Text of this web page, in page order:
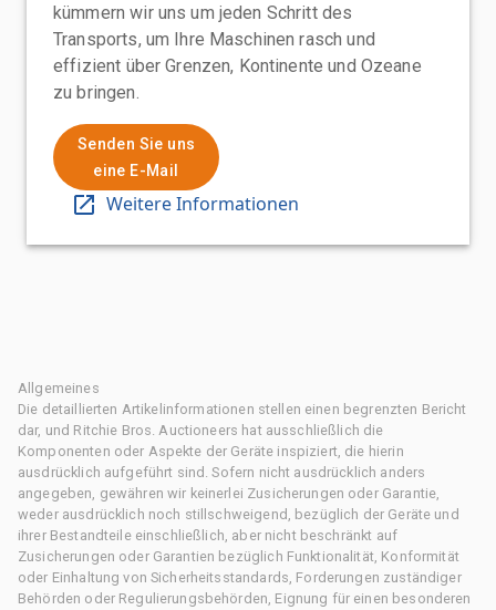
kümmern wir uns um jeden Schritt des
Transports, um Ihre Maschinen rasch und
effizient über Grenzen, Kontinente und Ozeane
zu bringen.
Senden Sie uns
eine E-Mail
Weitere Informationen
Allgemeines
Die detaillierten Artikelinformationen stellen einen begrenzten Bericht
dar, und Ritchie Bros. Auctioneers hat ausschließlich die
Komponenten oder Aspekte der Geräte inspiziert, die hierin
ausdrücklich aufgeführt sind. Sofern nicht ausdrücklich anders
angegeben, gewähren wir keinerlei Zusicherungen oder Garantie,
weder ausdrücklich noch stillschweigend, bezüglich der Geräte und
ihrer Bestandteile einschließlich, aber nicht beschränkt auf
Zusicherungen oder Garantien bezüglich Funktionalität, Konformität
oder Einhaltung von Sicherheitsstandards, Forderungen zuständiger
Behörden oder Regulierungsbehörden, Eignung für einen besonderen